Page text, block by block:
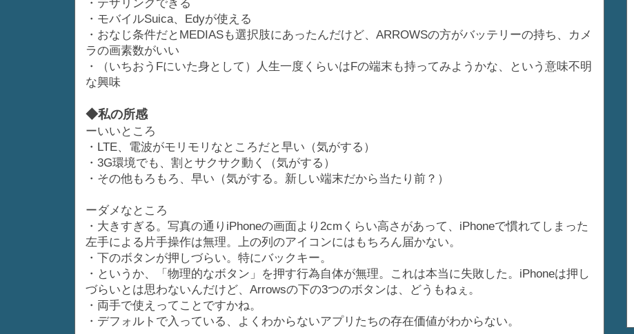
・テザリングできる
・モバイルSuica、Edyが使える
・おなじ条件だとMEDIASも選択肢にあったんだけど、ARROWSの方がバッテリーの持ち、カメ
ラの画素数がいい
・（いちおうFにいた身として）人生一度くらいはFの端末も持ってみようかな、という意味不明
な興味
◆私の所感
ーいいところ
・LTE、電波がモリモリなところだと早い（気がする）
・3G環境でも、割とサクサク動く（気がする）
・その他もろもろ、早い（気がする。新しい端末だから当たり前？）
ーダメなところ
・大きすぎる。写真の通りiPhoneの画面より2cmくらい高さがあって、iPhoneで慣れてしまった
左手による片手操作は無理。上の列のアイコンにはもちろん届かない。
・下のボタンが押しづらい。特にバックキー。
・というか、「物理的なボタン」を押す行為自体が無理。これは本当に失敗した。iPhoneは押し
づらいとは思わないんだけど、Arrowsの下の3つのボタンは、どうもねぇ。
・両手で使えってことですかね。
・デフォルトで入っている、よくわからないアプリたちの存在価値がわからない。